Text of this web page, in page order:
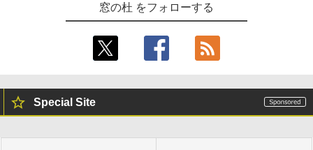
窓の杜 をフォローする
Special Site